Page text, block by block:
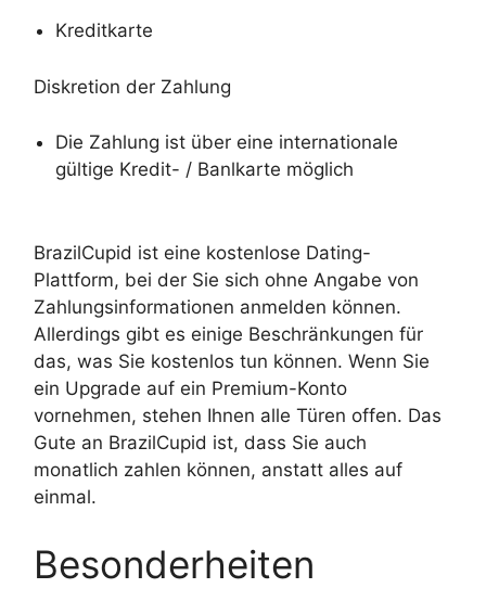
Kreditkarte
Diskretion der Zahlung
Die Zahlung ist über eine internationale
gültige Kredit- / Banlkarte möglich
BrazilCupid ist eine kostenlose Dating-
Plattform, bei der Sie sich ohne Angabe von
Zahlungsinformationen anmelden können.
Allerdings gibt es einige Beschränkungen für
das, was Sie kostenlos tun können. Wenn Sie
ein Upgrade auf ein Premium-Konto
vornehmen, stehen Ihnen alle Türen offen. Das
Gute an BrazilCupid ist, dass Sie auch
monatlich zahlen können, anstatt alles auf
einmal.
Besonderheiten